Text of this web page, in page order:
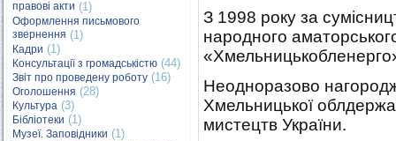
правові акти (1)
Оформлення письмового
звернення (1)
Кадри (1)
Консультації з громадськістю (44)
Звіт про проведену роботу (16)
Оголошення (28)
Культура (3)
Бібліотеки (1)
Музеї. Заповідники (1)
З 1998 року за
народного
Неодноразово
Хмельницької
мистецтв України.